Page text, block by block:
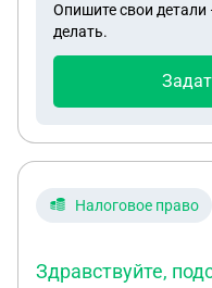
Опишите свои
делать.
Налоговое право
Здравствуйте,